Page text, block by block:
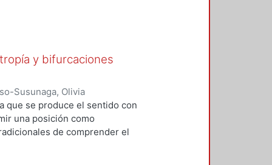
de calidad, y con buena
al ofrecer productos en
caos, en que el objetivo de
del Proceso y otras
los principales
es a nivel
y bifurcaciones
Susunaga, Olivia
que se produce el sentido con
una posición como
de comprender el